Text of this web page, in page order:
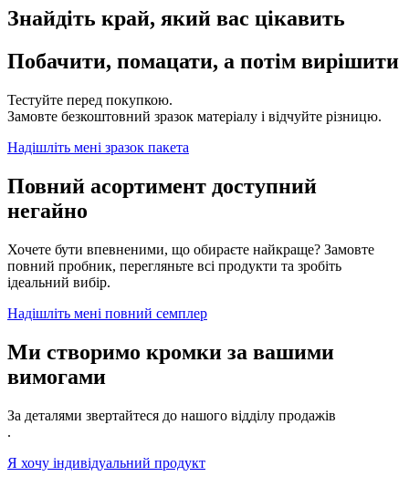
Знайдіть край, який вас цікавить
Побачити, помацати, а потім вирішити
Тестуйте перед покупкою.
Замовте безкоштовний зразок матеріалу і відчуйте різницю.
Надішліть мені зразок пакета
Повний асортимент доступний
негайно
Хочете бути впевненими, що обираєте найкраще? Замовте
повний пробник, перегляньте всі продукти та зробіть
ідеальний вибір.
Надішліть мені повний семплер
Ми створимо кромки за вашими
вимогами
За деталями звертайтеся до нашого відділу продажів
.
Я хочу індивідуальний продукт